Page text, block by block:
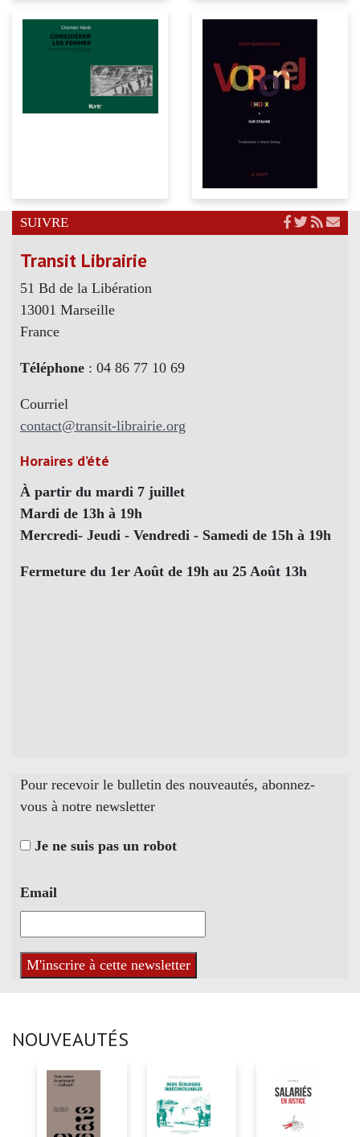
SUIVRE
Transit Librairie
51 Bd de la Libération
13001 Marseille
France
Téléphone : 04 86 77 10 69
Courriel
contact@transit-librairie.org
Horaires d’été
À partir du mardi 7 juillet
Mardi de 13h à 19h
Mercredi- Jeudi - Vendredi - Samedi de 15h à 19h
Fermeture du 1er Août de 19h au 25 Août 13h
Pour recevoir le bulletin des nouveautés, abonnez-
vous à notre newsletter
Je ne suis pas un robot
Email
NOUVEAUTÉS